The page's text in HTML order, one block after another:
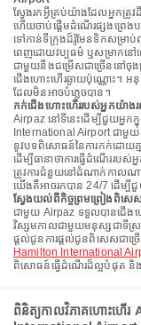
ស្វែងរកអ្វីគ្រប់យ៉ាងដែលអ្នកត្រូ
ហើយចាប់ផ្តើមដំណើរផ្សងព្រេង
ទៅកាន់ទីក្រុងដ៏រ៉ូមែនទិកសម្រាប់
ពេញដោយវប្បធម៌ ឬសម្រាកនៅលើ
ជាមួយនឹងជម្រើសជាច្រើននៅចុង
ជើងហោះហើរឆ្ងាយប៉ុណ្ណោះ។ អ
ដែលមិនអាចបំភ្លេចបាន។
កក់ជើងហោះហើររបស់អ្នកយ៉ា
Airpaz នៅទីនេះដើម្បីជួយអ្នក
International Airport ជាមួយ
នូវបទពិសោធន៍នៃការកក់ដោយគ្មា
ដើម្បីធានាថាការធ្វើដំណើររ
ត្រូវការជំនួយនៅដំណាក់កាលណា
យើងគឺអាចរកបាន 24/7 ដើម្បីជួ
ស្វែងយល់ពីកិច្ចព្រមព្រៀងពិស
ជាមួយ Airpaz ទទួលបានជើង
វិស្សមកាលជាមួយមនុស្សជាទីស្
ផ្តល់ជូនការផ្តល់ជូនពិសេសជាច្រ
Hamilton International
ពិសោធន៍ធ្វើដំណើរដ៏ល្អបំផុត និ
ពិនិត្យកាលវិភាគហោះហើ